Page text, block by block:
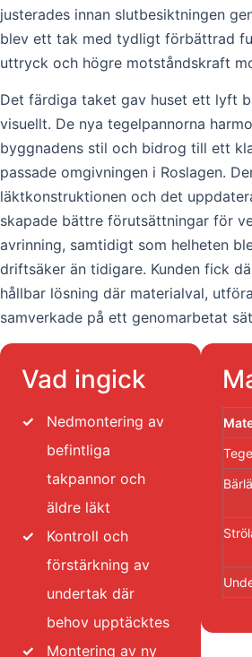
justerades innan slutbesiktningen
blev ett tak med tydligt förbättrad
uttryck och högre motståndskraft
Det färdiga taket gav huset ett lyft
visuellt. De nya tegelpannorna
byggnadens stil och bidrog till ett
passade omgivningen i Roslagen.
läktkonstruktionen och det
skapade bättre förutsättningar för
avrinning, samtidigt som helheten
driftsäker än tidigare. Kunden fick
hållbar lösning där materialval,
samverkade på ett genomarbetat
Vad ingick
✓
Nedmontering av
befintliga
takpannor och
äldre läkt
✓
Kontroll och
förstärkning av
undertak där
behov upptäcktes
✓
Montering av ny